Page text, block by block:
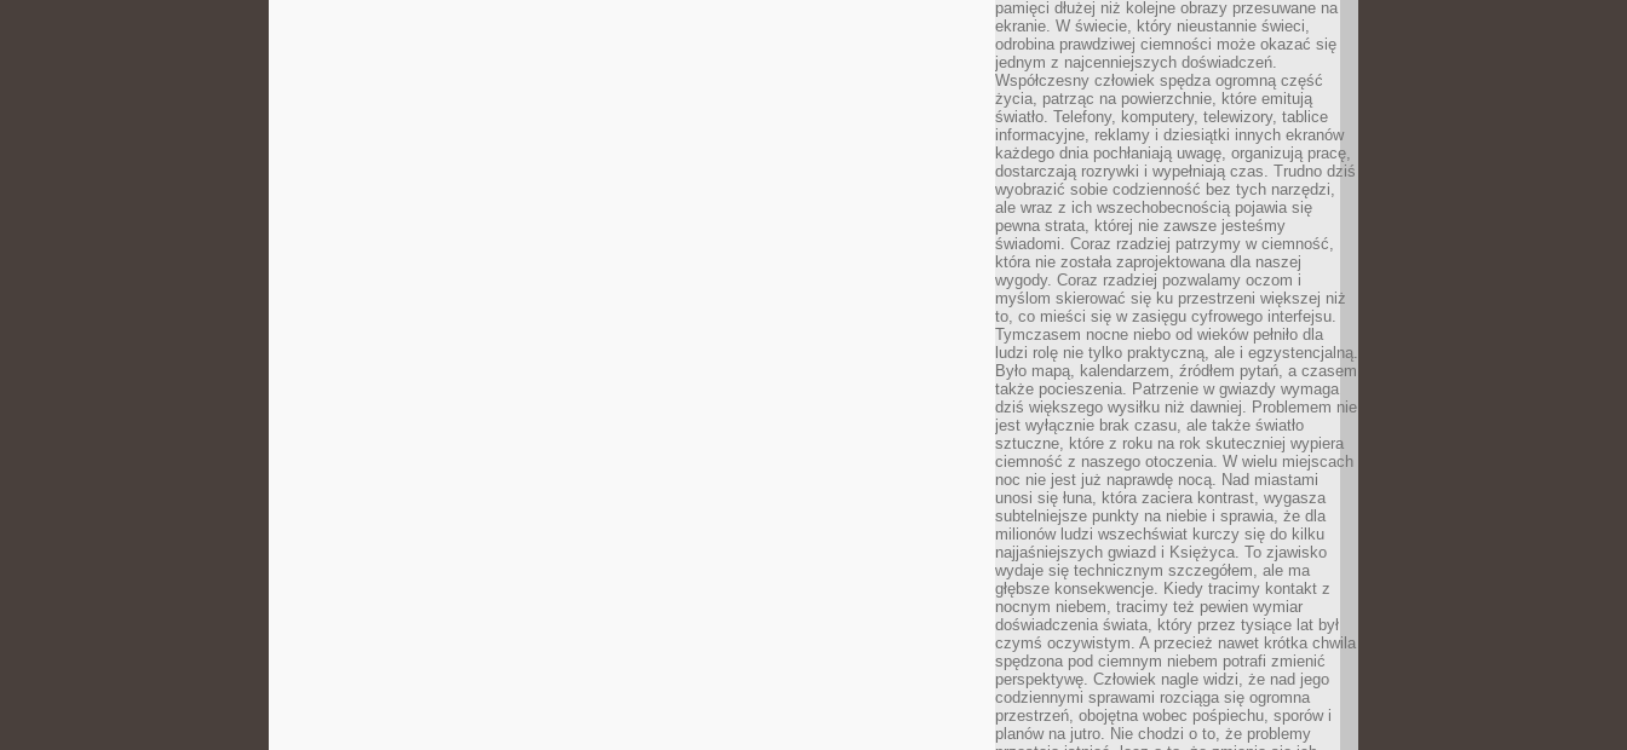
pamięci dłużej niż kolejne obrazy przesuwane na
ekranie. W świecie, który nieustannie świeci,
odrobina prawdziwej ciemności może okazać się
jednym z najcenniejszych doświadczeń.
Współczesny człowiek spędza ogromną część
życia, patrząc na powierzchnie, które emitują
światło. Telefony, komputery, telewizory, tablice
informacyjne, reklamy i dziesiątki innych ekranów
każdego dnia pochłaniają uwagę, organizują pracę,
dostarczają rozrywki i wypełniają czas. Trudno dziś
wyobrazić sobie codzienność bez tych narzędzi,
ale wraz z ich wszechobecnością pojawia się
pewna strata, której nie zawsze jesteśmy
świadomi. Coraz rzadziej patrzymy w ciemność,
która nie została zaprojektowana dla naszej
wygody. Coraz rzadziej pozwalamy oczom i
myślom skierować się ku przestrzeni większej niż
to, co mieści się w zasięgu cyfrowego interfejsu.
Tymczasem nocne niebo od wieków pełniło dla
ludzi rolę nie tylko praktyczną, ale i egzystencjalną.
Było mapą, kalendarzem, źródłem pytań, a czasem
także pocieszenia. Patrzenie w gwiazdy wymaga
dziś większego wysiłku niż dawniej. Problemem nie
jest wyłącznie brak czasu, ale także światło
sztuczne, które z roku na rok skuteczniej wypiera
ciemność z naszego otoczenia. W wielu miejscach
noc nie jest już naprawdę nocą. Nad miastami
unosi się łuna, która zaciera kontrast, wygasza
subtelniejsze punkty na niebie i sprawia, że dla
milionów ludzi wszechświat kurczy się do kilku
najjaśniejszych gwiazd i Księżyca. To zjawisko
wydaje się technicznym szczegółem, ale ma
głębsze konsekwencje. Kiedy tracimy kontakt z
nocnym niebem, tracimy też pewien wymiar
doświadczenia świata, który przez tysiące lat był
czymś oczywistym. A przecież nawet krótka chwila
spędzona pod ciemnym niebem potrafi zmienić
perspektywę. Człowiek nagle widzi, że nad jego
codziennymi sprawami rozciąga się ogromna
przestrzeń, obojętna wobec pośpiechu, sporów i
planów na jutro. Nie chodzi o to, że problemy